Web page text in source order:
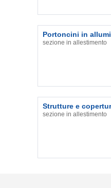
Portoncini in
sezione in allestimento
Strutture e
sezione in allestimento